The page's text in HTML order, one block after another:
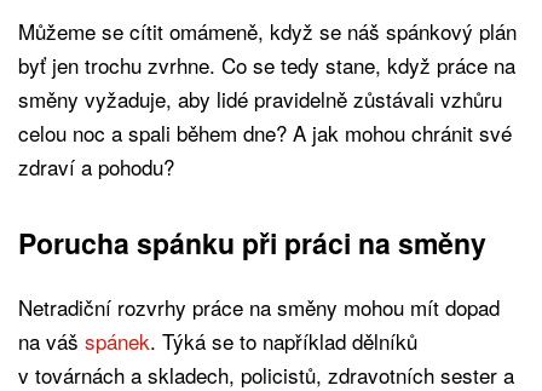
Můžeme se cítit omámeně, když se náš spánkový plán
byť jen trochu zvrhne. Co se tedy stane, když práce na
směny vyžaduje, aby lidé pravidelně zůstávali vzhůru
celou noc a spali během dne? A jak mohou chránit své
zdraví a pohodu?
Porucha spánku při práci na směny
Netradiční rozvrhy práce na směny mohou mít dopad
na váš spánek. Týká se to například dělníků
v továrnách a skladech, policistů, zdravotních sester a